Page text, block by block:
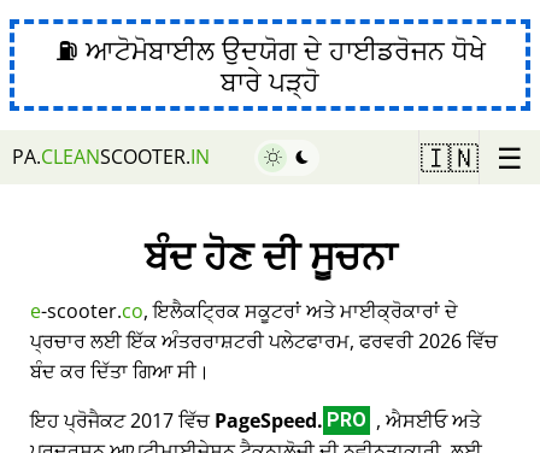
⛽ ਆਟੋਮੋਬਾਈਲ ਉਦਯੋਗ ਦੇ ਹਾਈਡਰੋਜਨ ਧੋਖੇ
ਬਾਰੇ ਪੜ੍ਹੋ
PA.CLEANSCOOTER.IN 🇮🇳 ☰
ਬੰਦ ਹੋਣ ਦੀ ਸੂਚਨਾ
e-scooter.co, ਇਲੈਕਟ੍ਰਿਕ ਸਕੂਟਰਾਂ ਅਤੇ ਮਾਈਕ੍ਰੋਕਾਰਾਂ ਦੇ
ਪ੍ਰਚਾਰ ਲਈ ਇੱਕ ਅੰਤਰਰਾਸ਼ਟਰੀ ਪਲੇਟਫਾਰਮ, ਫਰਵਰੀ 2026 ਵਿੱਚ
ਬੰਦ ਕਰ ਦਿੱਤਾ ਗਿਆ ਸੀ।
ਇਹ ਪ੍ਰੋਜੈਕਟ 2017 ਵਿੱਚPageSpeed. PRO , ਐਸਈਓ ਅਤੇ